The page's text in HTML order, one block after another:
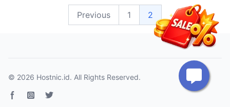
Previous 1 2
© 2026 Hostnic.id. All Rights Reserved.